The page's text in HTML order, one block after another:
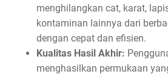
menghilangkan cat, karat,
kontaminan lainnya dari
dengan cepat dan efisien.
Kualitas Hasil Akhir:
menghasilkan permukaan